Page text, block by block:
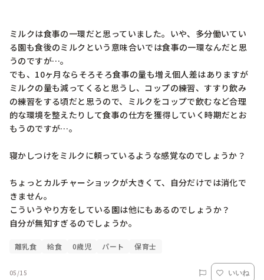
ミルクは食事の一環だと思っていました。いや、多分働いてい
る園も食後のミルクという意味合いでは食事の一環なんだと思
うのですが…。
でも、10ヶ月ならそろそろ食事の量も増え個人差はありますが
ミルクの量も減ってくると思うし、コップの練習、すすり飲み
の練習をする頃だと思うので、ミルクをコップで飲むなど合理
的な環境を整えたりして食事の仕方を獲得していく時期だとお
もうのですが…。
寝かしつけをミルクに頼っているような感覚なのでしょうか？
ちょっとカルチャーショックが大きくて、自分だけでは消化で
きません。
こういうやり方をしている園は他にもあるのでしょうか？
離乳食 給食 0歳児 パート 保育士
05/15 いいね